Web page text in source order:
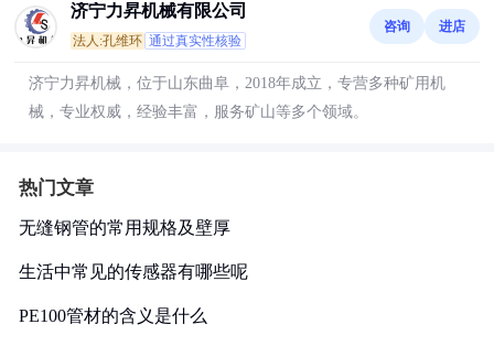
济宁力昇机械有限公司
法人:孔维环 通过真实性核验
咨询 进店
济宁力昇机械，位于山东曲阜，2018年成立，专营多种矿用机
械，专业权威，经验丰富，服务矿山等多个领域。
热门文章
无缝钢管的常用规格及壁厚
生活中常见的传感器有哪些呢
PE100管材的含义是什么